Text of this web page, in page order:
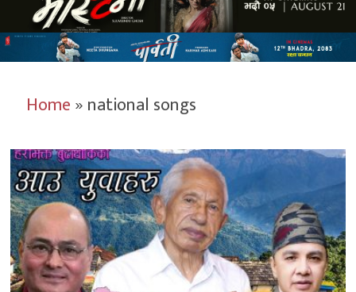
Home»national songs